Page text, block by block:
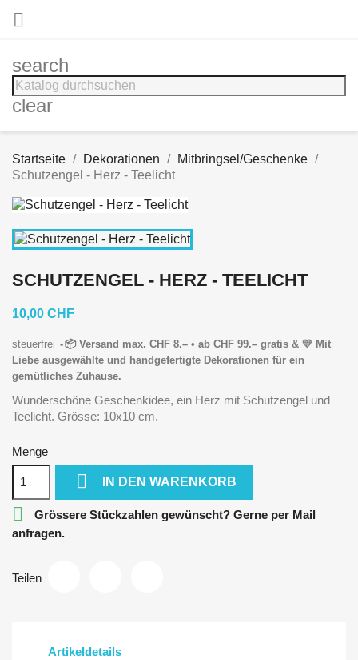

search
clear
Startseite Dekorationen
Mitbringsel/Geschenke
Schutzengel - Herz - Teelicht
SCHUTZENGEL - HERZ - TEELICHT
10,00 CHF
steuerfrei
📦 Versand max. CHF 8.– • ab CHF 99.– gratis & 💛 Mit
Liebe ausgewählte und handgefertigte Dekorationen für ein
gemütliches Zuhause.
Wunderschöne Geschenkidee, ein Herz mit Schutzengel und
Teelicht. Grösse: 10x10 cm.
Menge
 IN DEN WARENKORB

Grössere Stückzahlen gewünscht? Gerne per Mail
anfragen.
Teilen
Artikeldetails